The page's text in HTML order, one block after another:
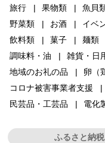
旅行 果物類 魚貝
野菜類
お酒 イベ
飲料類
菓子 麺類
調味料・油
雑貨・日
地域のお礼の品
卵（
コロナ被害事業者支援
民芸品・工芸品
電化
ふるさと納